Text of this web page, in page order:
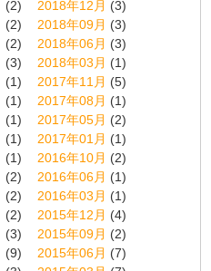
(2) 2018年12月 (3)
(2) 2018年09月 (3)
(2) 2018年06月 (3)
(3) 2018年03月 (1)
(1) 2017年11月 (5)
(1) 2017年08月 (1)
(1) 2017年05月 (2)
(1) 2017年01月 (1)
(1) 2016年10月 (2)
(2) 2016年06月 (1)
(2) 2016年03月 (1)
(2) 2015年12月 (4)
(3) 2015年09月 (2)
(9) 2015年06月 (7)